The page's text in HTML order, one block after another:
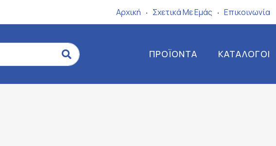
Αρχική Σχετικά Mε Eμάς Επικοινωνία
ΠΡΟΪΌΝΤΑ ΚΑΤΆΛΟΓΟΙ